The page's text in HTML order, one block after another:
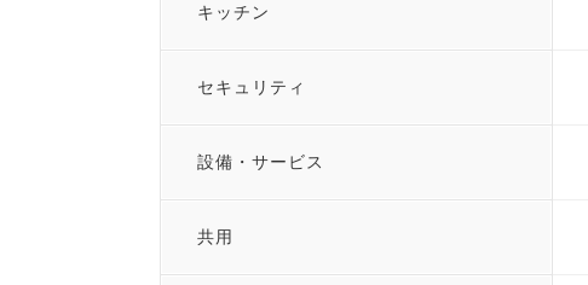
キッチン
セキュリティ
設備・サービス
共用